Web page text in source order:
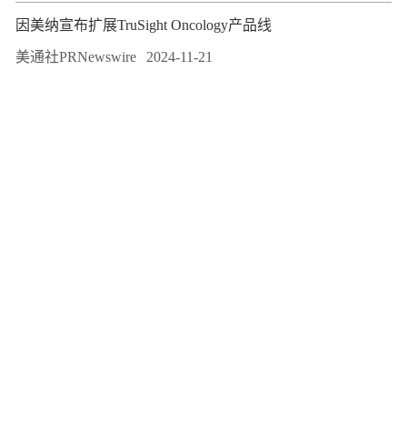
因美纳宣布扩展TruSight Oncology产品线
美通社PRNewswire 2024-11-21